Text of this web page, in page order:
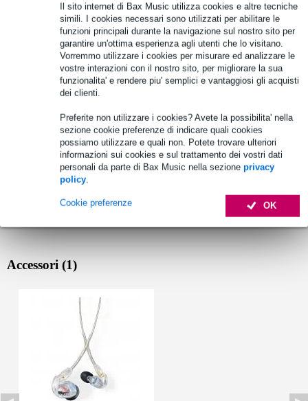
Il sito internet di Bax Music utilizza cookies e altre tecniche
simili. I cookies necessari sono utilizzati per abilitare le
funzioni principali durante la navigazione sul nostro sito per
garantire un'ottima esperienza agli utenti che lo visitano.
Vorremmo utilizzare i cookies per misurare ed analizzare le
vostre interazioni con il nostro sito, per migliorare la sua
funzionalita' e rendere piu' semplici e vantaggiosi gli acquisti
dei clienti.
Preferite non utilizzare i cookies? Avete la possibilita' nella
sezione cookie preferenze di indicare quali cookies
possiamo utilizzare e quali non. Potete trovare ulteriori
informazioni sui cookies e sul trattamento dei vostri dati
personali da parte di Bax Music nella sezione privacy
policy.
OK
Cookie preferenze
Vedi anche (3)
Accessori (1)